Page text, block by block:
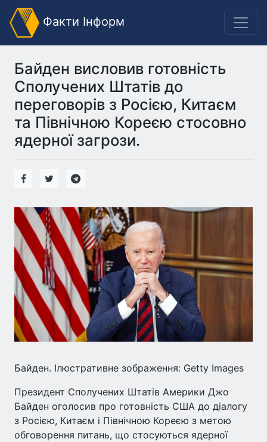
Факти Інформ
Байден висловив готовність
Сполучених Штатів до
переговорів з Росією, Китаєм
та Північною Кореєю стосовно
ядерної загрози.
Байден. Ілюстративне зображення: Getty Images
Президент Сполучених Штатів Америки Джо
Байден оголосив про готовність США до діалогу
з Росією, Китаєм і Північною Кореєю з метою
обговорення питань, що стосуються ядерної